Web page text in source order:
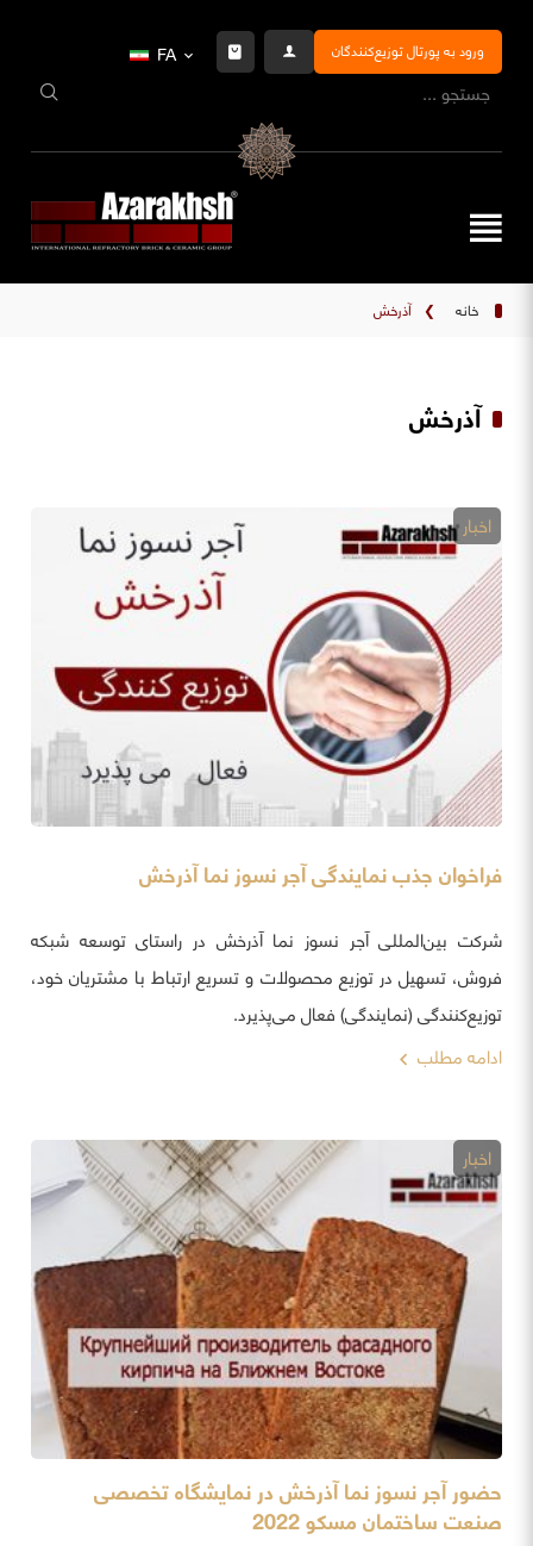
ورود به پورتال توزیع‌کنندگان FA
خانه ❯ آذرخش
آذرخش
فراخوان جذب نمایندگی آجر نسوز نما آذرخش
شرکت بین‌المللی آجر نسوز نما آذرخش در راستای توسعه شبکه
فروش، تسهیل در توزیع محصولات و تسریع ارتباط با مشتریان خود،
توزیع‌کنندگی (نمایندگی) فعال می‌پذیرد.
اخبار
ادامه مطلب
حضور آجر نسوز نما آذرخش در نمایشگاه تخصصی
صنعت ساختمان مسکو 2022
اخبار